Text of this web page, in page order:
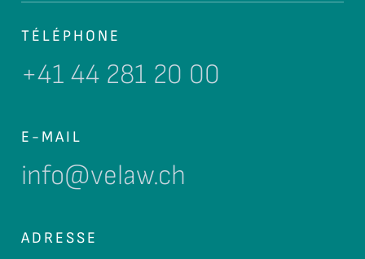
TÉLÉPHONE
+41 44 281 20 00
E-MAIL
info@velaw.ch
ADRESSE